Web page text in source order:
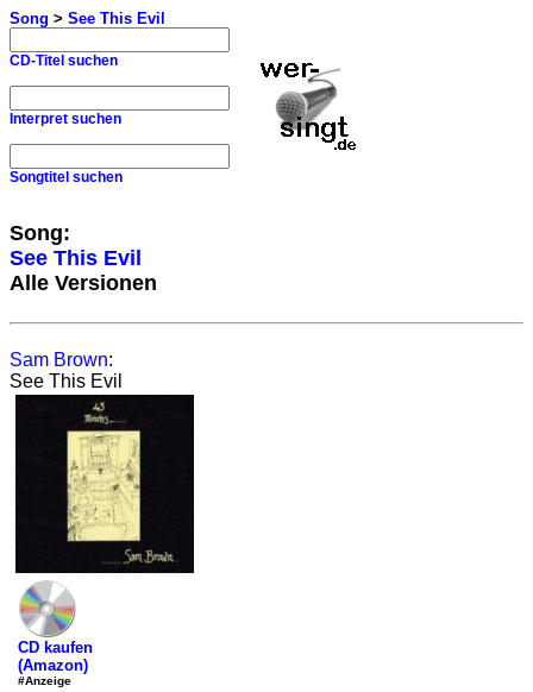
Song > See This Evil
CD-Titel suchen
Interpret suchen
Songtitel suchen
Song:
See This Evil
Alle Versionen
Sam Brown:
See This Evil
CD kaufen
(Amazon)
#Anzeige